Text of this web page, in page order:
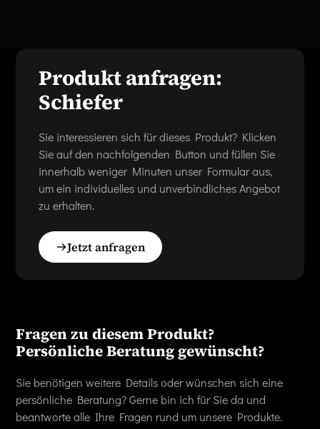
Produkt anfragen:
Schiefer
Sie interessieren sich für dieses Produkt? Klicken
Sie auf den nachfolgenden Button und füllen Sie
innerhalb weniger Minuten unser Formular aus,
um ein individuelles und unverbindliches Angebot
zu erhalten.
Jetzt anfragen
Fragen zu diesem Produkt?
Persönliche Beratung gewünscht?
Sie benötigen weitere Details oder wünschen sich eine
persönliche Beratung? Gerne bin ich für Sie da und
beantworte alle Ihre Fragen rund um unsere Produkte.